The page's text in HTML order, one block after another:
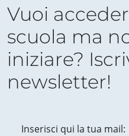
Vuoi
scuola ma
iniziare?
newsletter!
Inserisci qui la tua mail: